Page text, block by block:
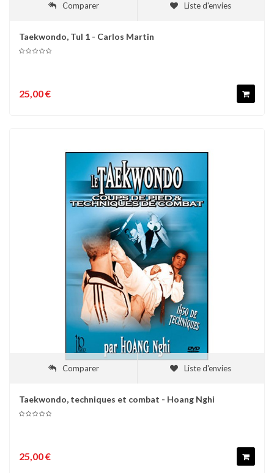
Comparer Liste d'envies
Taekwondo, Tul 1 - Carlos Martin
25,00 €
Comparer Liste d'envies
Taekwondo, techniques et combat - Hoang Nghi
25,00 €